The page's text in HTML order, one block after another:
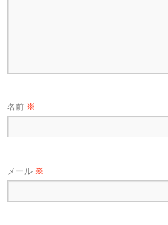
名前 ※
メール ※